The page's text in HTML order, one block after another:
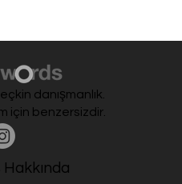
danışmanlık.
için benzersizdir.